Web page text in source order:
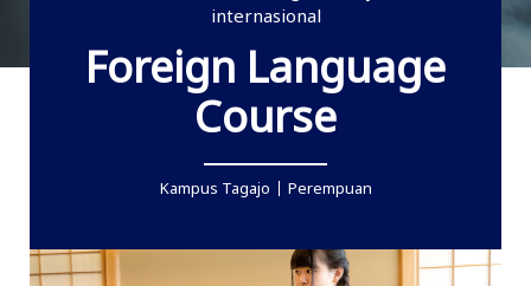
internasional
Foreign Language
Course
Kampus Tagajo Perempuan